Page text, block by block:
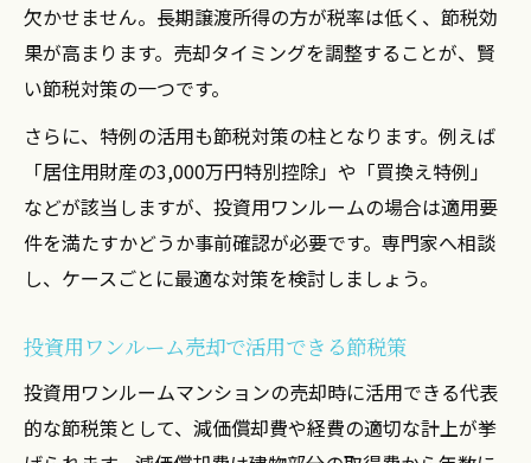
欠かせません。長期譲渡所得の方が税率は低く、節税効
果が高まります。売却タイミングを調整することが、賢
い節税対策の一つです。
さらに、特例の活用も節税対策の柱となります。例えば
「居住用財産の3,000万円特別控除」や「買換え特例」
などが該当しますが、投資用ワンルームの場合は適用要
件を満たすかどうか事前確認が必要です。専門家へ相談
し、ケースごとに最適な対策を検討しましょう。
投資用ワンルーム売却で活用できる節税策
投資用ワンルームマンションの売却時に活用できる代表
的な節税策として、減価償却費や経費の適切な計上が挙